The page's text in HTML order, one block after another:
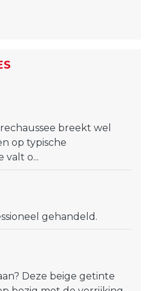
breekt wel
op typische
valt o...
gehandeld.
Deze beige getinte